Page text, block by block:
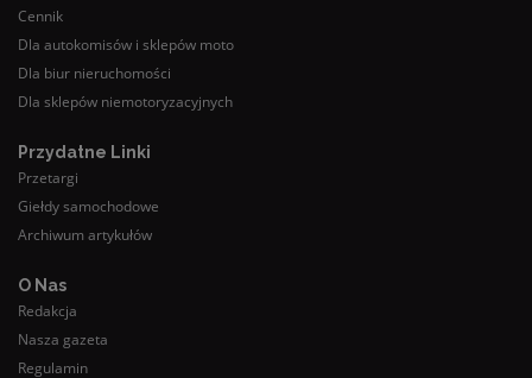
Cennik
Dla autokomisów i sklepów moto
Dla biur nieruchomości
Dla sklepów niemotoryzacyjnych
Przydatne Linki
Przetargi
Giełdy samochodowe
Archiwum artykułów
O Nas
Redakcja
Nasza gazeta
Regulamin